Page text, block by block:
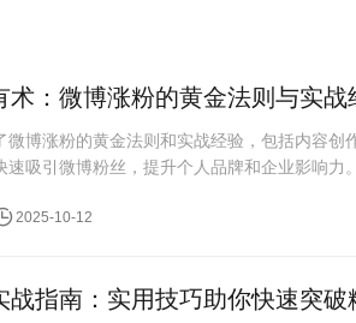
术：微博涨粉的黄金法则与实战
微博涨粉的黄金法则和实战经验，包括内容创
速吸引微博粉丝，提升个人品牌和企业影响力。
2025-10-12
战指南：实用技巧助你快速突破